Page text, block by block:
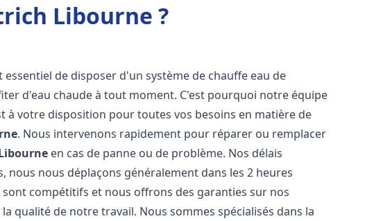
Libourne ?
essentiel de disposer d'un système de chauffe eau de
d'eau chaude à tout moment. C'est pourquoi notre équipe
à votre disposition pour toutes vos besoins en matière de
. Nous intervenons rapidement pour réparer ou remplacer
en cas de panne ou de problème. Nos délais
nous déplaçons généralement dans les 2 heures
compétitifs et nous offrons des garanties sur nos
qualité de notre travail. Nous sommes spécialisés dans la